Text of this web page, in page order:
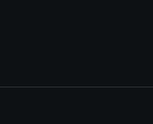
sono necessari